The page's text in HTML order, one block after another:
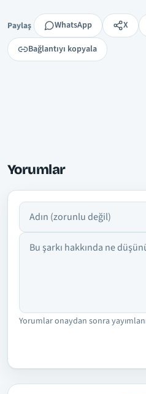
Paylaş
Paylaş WhatsApp X
Bağlantıyı kopyala
Yorumlar
Adın
Yorumun
Yorumlar onaydan sonra